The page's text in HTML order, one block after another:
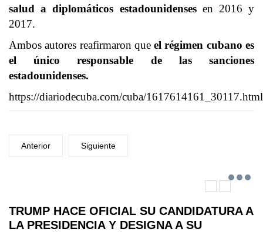
salud a diplomáticos estadounidensesen 2016 y
2017.
Ambos autores reafirmaron queel régimen cubano es
el único responsable de las sanciones
estadounidenses.
https://diariodecuba.com/cuba/1617614161_30117.html
Anterior Siguiente
TRUMP HACE OFICIAL SU CANDIDATURA A
LA PRESIDENCIA Y DESIGNA A SU